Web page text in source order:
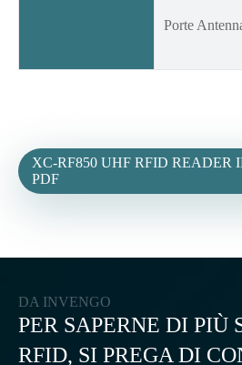
Porte
XC-RF850 UHF RFID READER
PDF
DA INVENGO
PER SAPERNE DI PIÙ
RFID, SI PREGA DI